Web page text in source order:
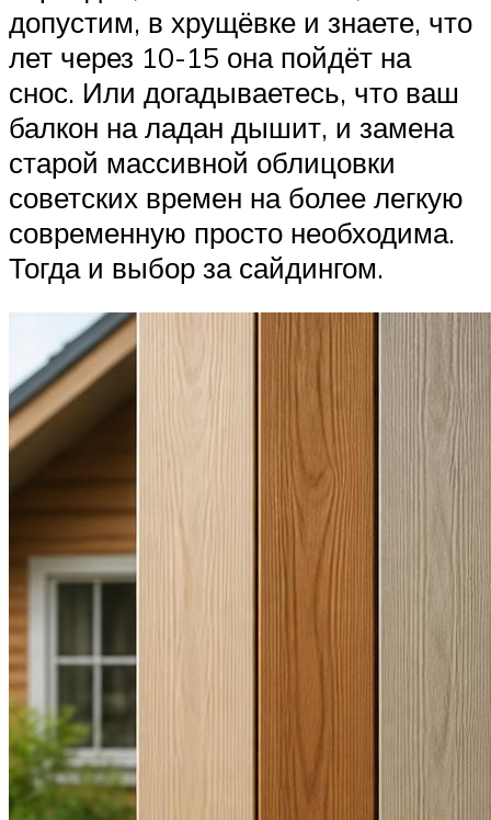
допустим, в хрущёвке и знаете, что
лет через 10-15 она пойдёт на
снос. Или догадываетесь, что ваш
балкон на ладан дышит, и замена
старой массивной облицовки
советских времен на более легкую
современную просто необходима.
Тогда и выбор за сайдингом.